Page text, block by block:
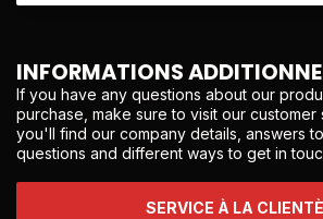
INFORMATIONS
If you have any questions about our
purchase, make sure to visit our
you'll find our company details, answers
questions and different ways to get in
SERVICE À LA